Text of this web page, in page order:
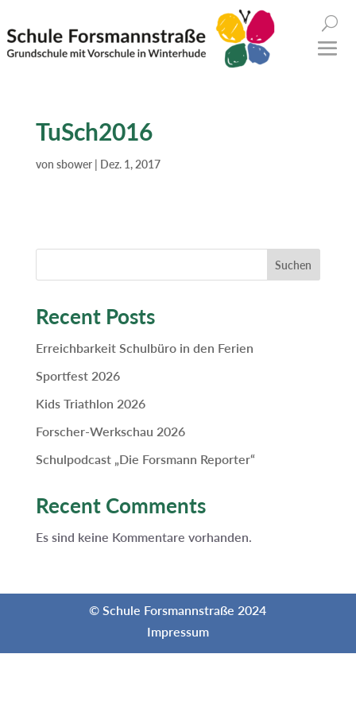
TuSch2016
von sbower| Dez. 1, 2017
Suchen
Recent Posts
Erreichbarkeit Schulbüro in den Ferien
Sportfest 2026
Kids Triathlon 2026
Forscher-Werkschau 2026
Schulpodcast „Die Forsmann Reporter“
Recent Comments
Es sind keine Kommentare vorhanden.
© Schule Forsmannstraße 2024
Impressum